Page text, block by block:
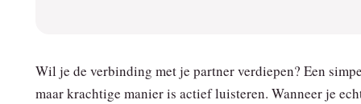
Wil je de verbinding met je partner verdiepen? Een
maar krachtige manier is actief luisteren. Wanneer je